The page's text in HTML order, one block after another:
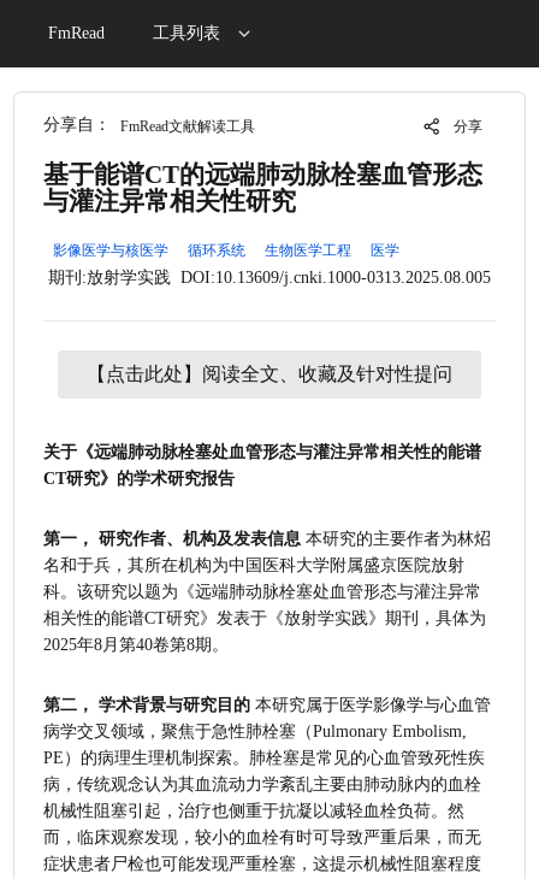
FmRead 工具列表
分享自： FmRead文献解读工具 分享
基于能谱CT的远端肺动脉栓塞血管形态
与灌注异常相关性研究
影像医学与核医学 循环系统 生物医学工程 医学
期刊:放射学实践 DOI:10.13609/j.cnki.1000-0313.2025.08.005
【点击此处】阅读全文、收藏及针对性提问
关于《远端肺动脉栓塞处血管形态与灌注异常相关性的能谱
CT研究》的学术研究报告
第一， 研究作者、机构及发表信息 本研究的主要作者为林炤
名和于兵，其所在机构为中国医科大学附属盛京医院放射
科。该研究以题为《远端肺动脉栓塞处血管形态与灌注异常
相关性的能谱CT研究》发表于《放射学实践》期刊，具体为
2025年8月第40卷第8期。
第二， 学术背景与研究目的 本研究属于医学影像学与心血管
病学交叉领域，聚焦于急性肺栓塞（Pulmonary Embolism,
PE）的病理生理机制探索。肺栓塞是常见的心血管致死性疾
病，传统观念认为其血流动力学紊乱主要由肺动脉内的血栓
机械性阻塞引起，治疗也侧重于抗凝以减轻血栓负荷。然
而，临床观察发现，较小的血栓有时可导致严重后果，而无
症状患者尸检也可能发现严重栓塞，这提示机械性阻塞程度